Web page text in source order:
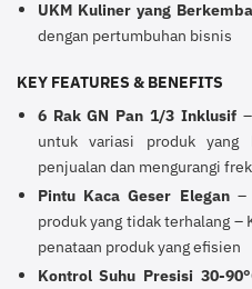
UKM Kuliner yang
dengan pertumbuhan bisnis
KEY FEATURES & BENEFITS
6 Rak GN Pan 1/3 Inklusif–
untuk variasi produk yang
penjualan dan mengurangi
Pintu Kaca Geser Elegan–
produk yang tidak terhalang –
penataan produk yang efisien
Kontrol Suhu Presisi 30-